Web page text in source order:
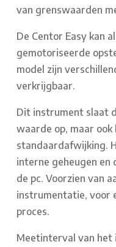
van grenswaarden
De Centor Easy kan
gemotoriseerde
model zijn
verkrijgbaar.
Dit instrument slaat
waarde op, maar
standaardafwijking.
interne geheugen en
de pc. Voorzien van
instrumentatie, voor
proces.
Meetinterval van het